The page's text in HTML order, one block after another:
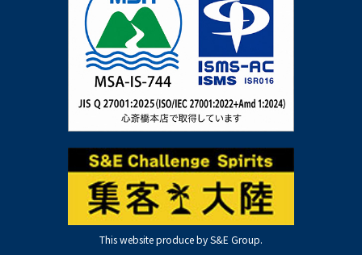
This website produce by S&E Group.